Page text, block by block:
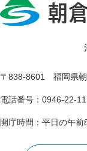
〒838-8601 福岡県朝
電話番号：0946-22-
開庁時間：平日の午